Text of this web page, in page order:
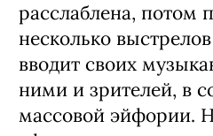
расслаблена, потом
несколько
вводит своих
ними и зрителей, в
массовой эйфории.